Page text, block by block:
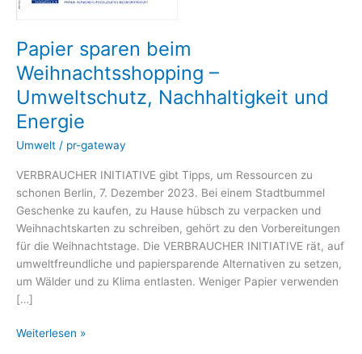
Papier sparen beim
Weihnachtsshopping –
Umweltschutz, Nachhaltigkeit und
Energie
Umwelt / pr-gateway
VERBRAUCHER INITIATIVE gibt Tipps, um Ressourcen zu
schonen Berlin, 7. Dezember 2023. Bei einem Stadtbummel
Geschenke zu kaufen, zu Hause hübsch zu verpacken und
Weihnachtskarten zu schreiben, gehört zu den Vorbereitungen
für die Weihnachtstage. Die VERBRAUCHER INITIATIVE rät, auf
umweltfreundliche und papiersparende Alternativen zu setzen,
um Wälder und zu Klima entlasten. Weniger Papier verwenden
[…]
Weiterlesen »